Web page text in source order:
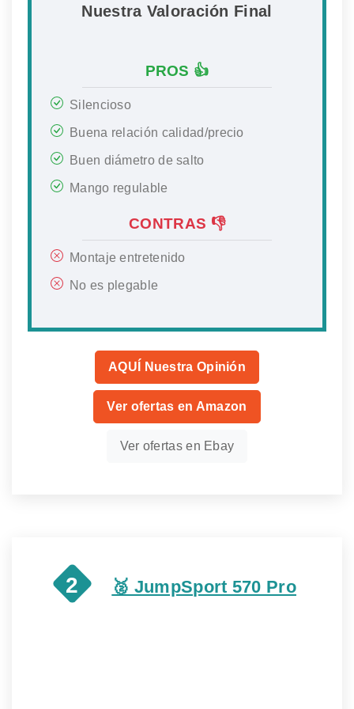
Nuestra Valoración Final
PROS 👍
Silencioso
Buena relación calidad/precio
Buen diámetro de salto
Mango regulable
CONTRAS 👎
Montaje entretenido
No es plegable
AQUÍ Nuestra Opinión
Ver ofertas en Amazon
Ver ofertas en Ebay
2 🥈 JumpSport 570 Pro